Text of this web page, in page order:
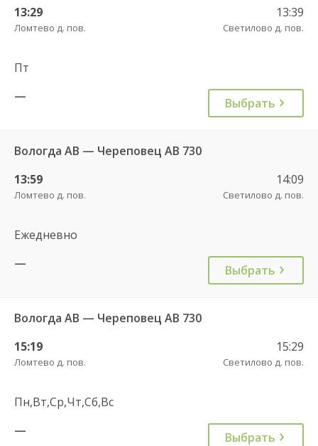
13:29
Ломтево д. пов.
13:39
Светилово д. пов.
Пт
—
Выбрать
Вологда АВ — Череповец АВ 730
13:59
Ломтево д. пов.
14:09
Светилово д. пов.
Ежедневно
—
Выбрать
Вологда АВ — Череповец АВ 730
15:19
Ломтево д. пов.
15:29
Светилово д. пов.
Пн,Вт,Ср,Чт,Сб,Вс
—
Выбрать